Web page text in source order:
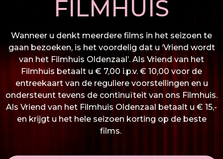
FILMHUIS
Wanneer u denkt meerdere films in het seizoen te
gaan bezoeken, is het voordelig dat u ‘Vriend wordt
van het Filmhuis Oldenzaal’. Als Vriend van het
Filmhuis betaalt u € 7,00 i.p.v. € 10,00 voor de
entreekaart van de reguliere voorstellingen en u
ondersteunt tevens de continuïteit van ons Filmhuis.
Als Vriend van het Filmhuis Oldenzaal betaalt u € 15,-
en krijgt u het hele seizoen korting op de beste
films.